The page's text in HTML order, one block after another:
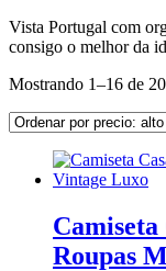
Vista Portugal com
consigo o melhor da
Mostrando 1–16 de
Camiseta
Roupas